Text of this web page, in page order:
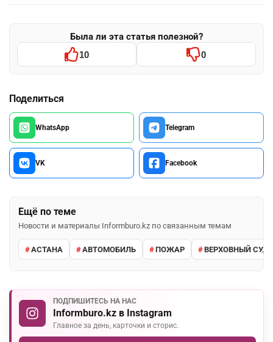
Была ли эта статья полезной?
10 0
Поделиться
WhatsApp Telegram
VK Facebook
Ещё по теме
Новости и материалы Informburo.kz по связанным темам
АСТАНА АВТОМОБИЛЬ ПОЖАР ВЕРХОВНЫЙ СУД
ПОДПИШИТЕСЬ НА НАС
Informburo.kz в Instagram
Главное за день, карточки и сторис.